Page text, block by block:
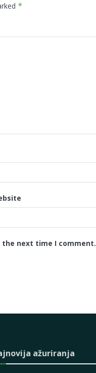
*
the next time I comment.
ažuriranja